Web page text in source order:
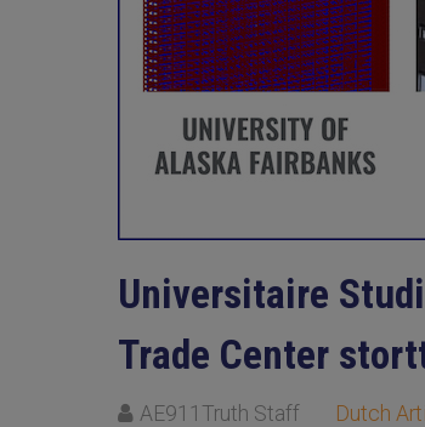
Universitaire
Trade Center
AE911Truth Staff Dutch